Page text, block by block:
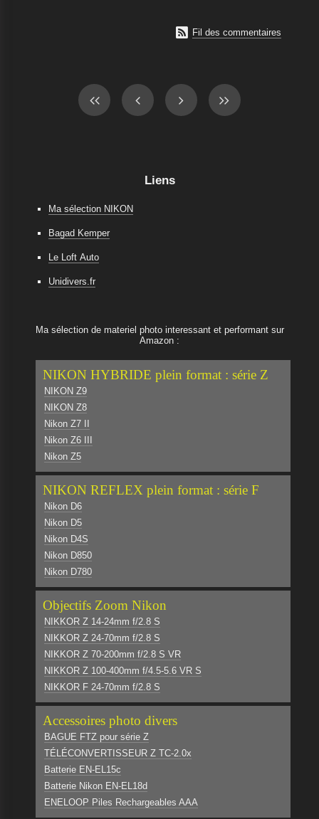
 Fil des commentaires
Liens
Ma sélection NIKON
Bagad Kemper
Le Loft Auto
Unidivers.fr
Ma sélection de materiel photo interessant et performant sur
Amazon :
NIKON HYBRIDE plein format : série Z
NIKON Z9
NIKON Z8
Nikon Z7 II
Nikon Z6 III
Nikon Z5
NIKON REFLEX plein format : série F
Nikon D6
Nikon D5
Nikon D4S
Nikon D850
Nikon D780
Objectifs Zoom Nikon
NIKKOR Z 14-24mm f/2.8 S
NIKKOR Z 24-70mm f/2.8 S
NIKKOR Z 70-200mm f/2.8 S VR
NIKKOR Z 100-400mm f/4.5-5.6 VR S
NIKKOR F 24-70mm f/2.8 S
Accessoires photo divers
BAGUE FTZ pour série Z
TÉLÉCONVERTISSEUR Z TC-2.0x
Batterie EN-EL15c
Batterie Nikon EN-EL18d
ENELOOP Piles Rechargeables AAA